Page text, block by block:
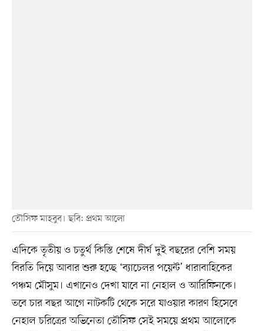
তৌসিফ মাহবুব। ছবি: প্রথম আলো
এদিকে তৃতীয় ও চতুর্থ কিস্তি শেষে দীর্ঘ দুই বছরের বেশি সময়
বিরতি দিয়ে আবার শুরু হচ্ছে ‘ব্যাচেলর পয়েন্ট’ ধারাবাহিকের
পঞ্চম মৌসুম। এখানেও দেখা যাবে না নেহাল ও আরিফিনকে।
তবে চার বছর আগে নাটকটি থেকে সরে যাওয়ার কারণ হিসেবে
নেহাল চরিত্রের অভিনেতা তৌসিফ সেই সময়ে প্রথম আলোকে